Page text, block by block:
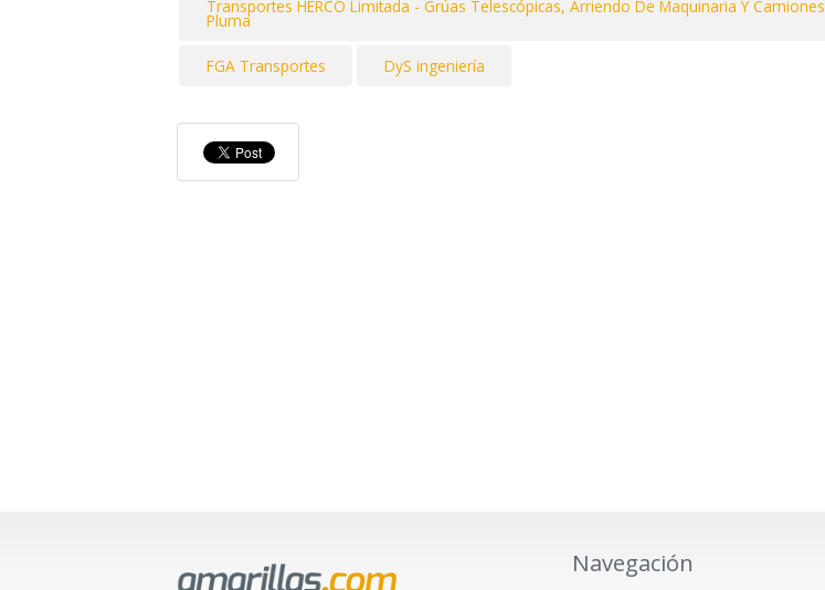
Transportes HERCO Limitada - Grúas Telescópicas, Arriendo De Maquinaria Y Camiones
Pluma
FGA Transportes DyS ingeniería
Navegación